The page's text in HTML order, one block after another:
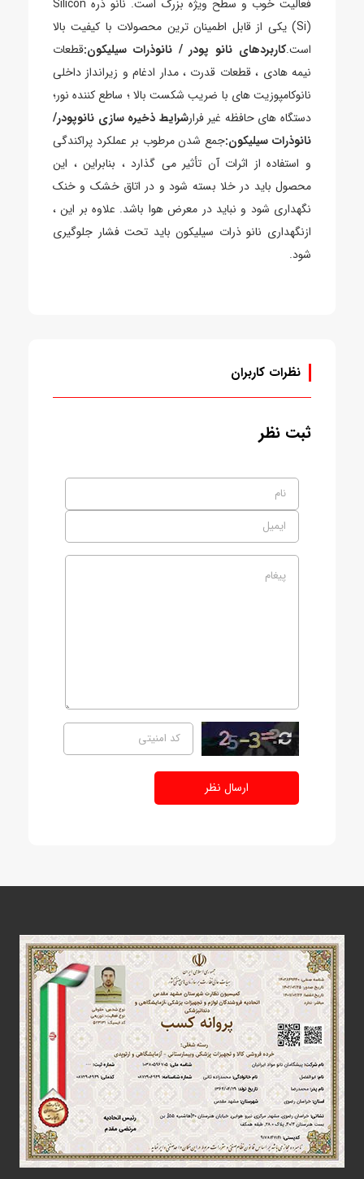
فعالیت خوب و سطح ویژه بزرگ است. نانو ذره Silicon
(Si) یکی از قابل اطمینان ترین محصولات با کیفیت بالا
است.کاربردهای نانو پودر / نانوذرات سیلیکون:قطعات
نیمه هادی ، قطعات قدرت ، مدار ادغام و زیرانداز داخلی
نانوکامپوزیت های با ضریب شکست بالا ؛ ساطع کننده نور؛
دستگاه های حافظه غیر فرارشرایط ذخیره سازی نانوپودر/
نانوذرات سیلیکون:جمع شدن مرطوب بر عملکرد پراکندگی
و استفاده از اثرات آن تأثیر می گذارد ، بنابراین ، این
محصول باید در خلا بسته شود و در اتاق خشک و خنک
نگهداری شود و نباید در معرض هوا باشد. علاوه بر این ،
ازنگهداری نانو ذرات سیلیکون باید تحت فشار جلوگیری
شود.
نظرات کاربران
ثبت نظر
ارسال نظر